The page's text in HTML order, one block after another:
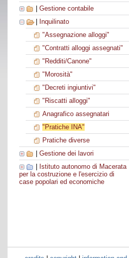
Gestione contabile
Inquilinato
"Assegnazione alloggi"
"Contratti alloggi assegnati"
"Redditi/Canone"
"Morosità"
"Decreti ingiuntivi"
"Riscatti alloggi"
Anagrafico assegnatari
"Pratiche INA"
Pratiche diverse
Gestione dei lavori
Istituto autonomo di Macerata
per la costruzione e l'esercizio di
case popolari ed economiche